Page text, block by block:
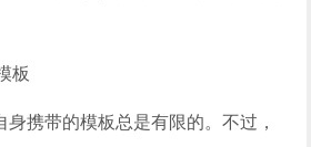
板
携带的模板总是有限的。不过，